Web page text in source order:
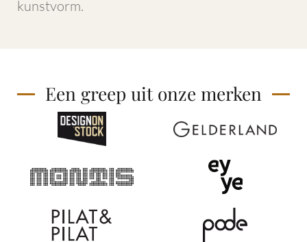
kunstvorm.
Een greep uit onze merken